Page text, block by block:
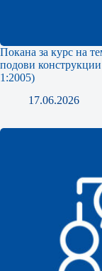
Покана за курс на
подови
1:2005)
17.06.2026